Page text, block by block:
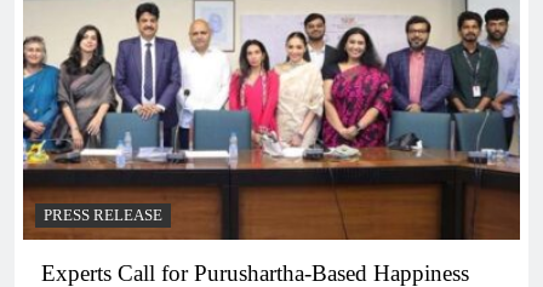
PRESS RELEASE
Experts Call for Purushartha-Based Happiness